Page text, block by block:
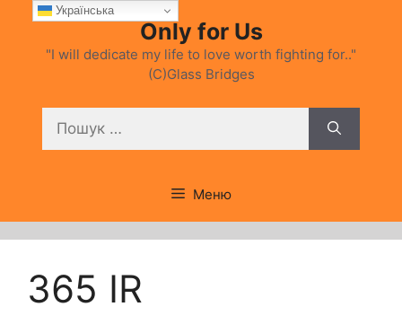
Перейти
вмісту
Only for Us
"I will dedicate my life to love worth fighting for.."
(C)Glass Bridges
Меню
365 IR
Українська